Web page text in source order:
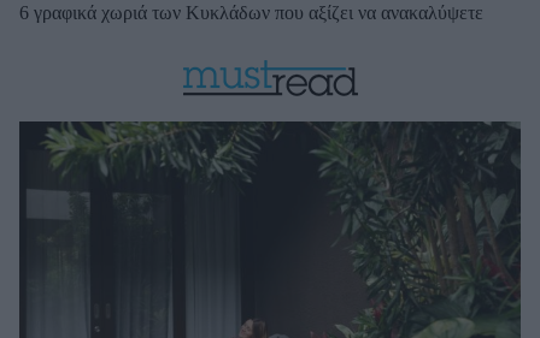
6 γραφικά χωριά των Κυκλάδων που αξίζει να ανακαλύψετε